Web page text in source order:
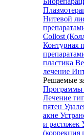
Нитевой
Collost
Контурная
пластика
лечение
Решаемые
Программы
Лечение
пятен
акне
и растяжек
(коррекция